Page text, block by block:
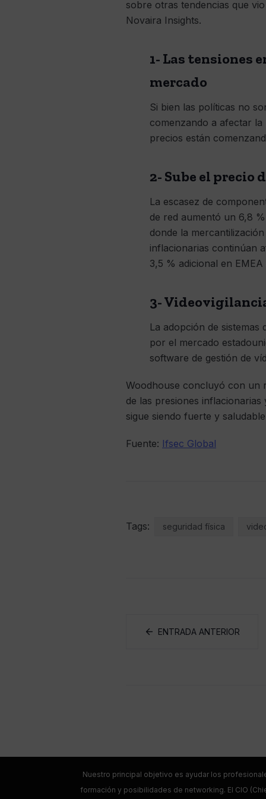
sobre otras tendencias que
Novaira Insights.
1- Las tensiones
mercado
Si bien las políticas no
comenzando a afectar
precios están
2- Sube el precio
La escasez de
de red aumentó un 6,8
donde la
inflacionarias continúan
3,5 % adicional en EMEA
3-
La adopción de sistemas
por el mercado
software de gestión de
Woodhouse concluyó con un
de las presiones
sigue siendo fuerte y
Fuente: Ifsec Global
Tags: seguridad física
ENTRADA ANTERIOR
Nuestro principal objetivo es ayudar los
formación y posibilidades de networking. El CIO